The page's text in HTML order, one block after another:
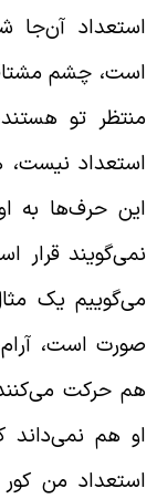
آن‌جا
چشم
تو
نیست،
حر‌ف‌ها به او
قرار
یک
است، آرام،
حرکت
هم نمی‌داند
من کور